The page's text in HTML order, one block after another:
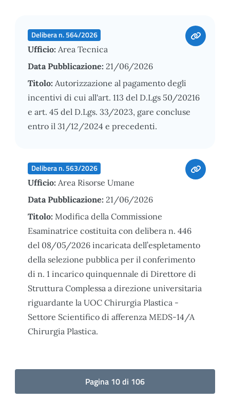
Delibera n. 564/2026
Ufficio: Area Tecnica
Data Pubblicazione: 21/06/2026
Titolo: Autorizzazione al pagamento degli
incentivi di cui all'art. 113 del D.Lgs 50/20216
e art. 45 del D.Lgs. 33/2023, gare concluse
entro il 31/12/2024 e precedenti.
Delibera n. 563/2026
Ufficio: Area Risorse Umane
Data Pubblicazione: 21/06/2026
Titolo: Modifica della Commissione
Esaminatrice costituita con delibera n. 446
del 08/05/2026 incaricata dell’espletamento
della selezione pubblica per il conferimento
di n. 1 incarico quinquennale di Direttore di
Struttura Complessa a direzione universitaria
riguardante la UOC Chirurgia Plastica -
Settore Scientifico di afferenza MEDS-14/A
Chirurgia Plastica.
Pagina 10 di 106